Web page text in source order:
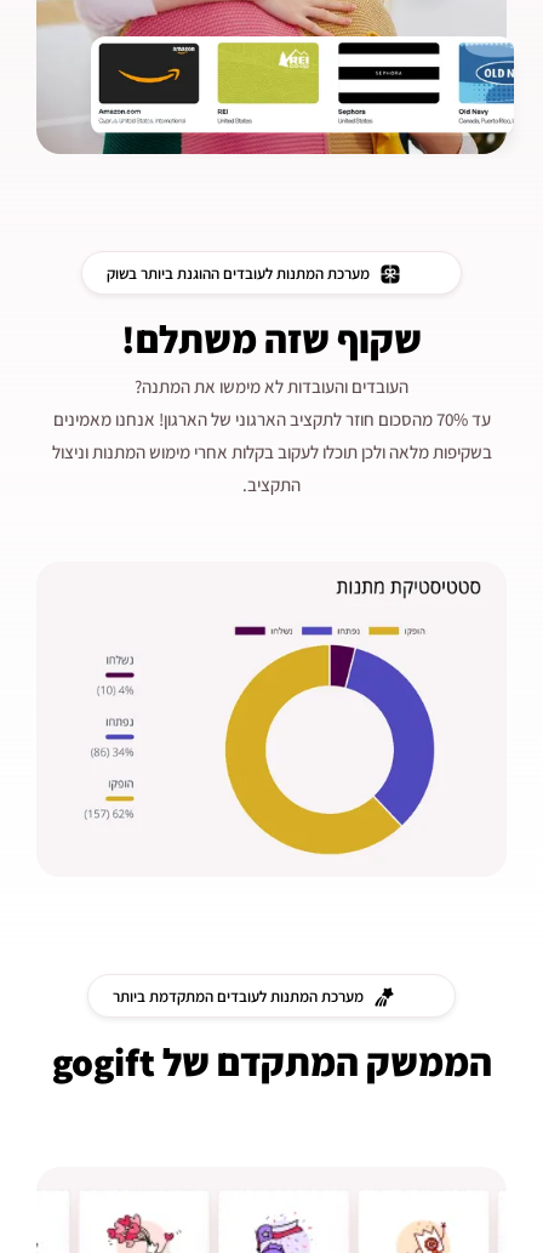
מערכת המתנות לעובדים ההוגנת ביותר בשוק
שקוף שזה משתלם!
העובדים והעובדות לא מימשו את המתנה?
עד 70% מהסכום חוזר לתקציב הארגוני של הארגון! אנחנו מאמינים
בשקיפות מלאה ולכן תוכלו לעקוב בקלות אחרי מימוש המתנות וניצול
התקציב.
מערכת המתנות לעובדים המתקדמת ביותר
הממשק המתקדם של gogift